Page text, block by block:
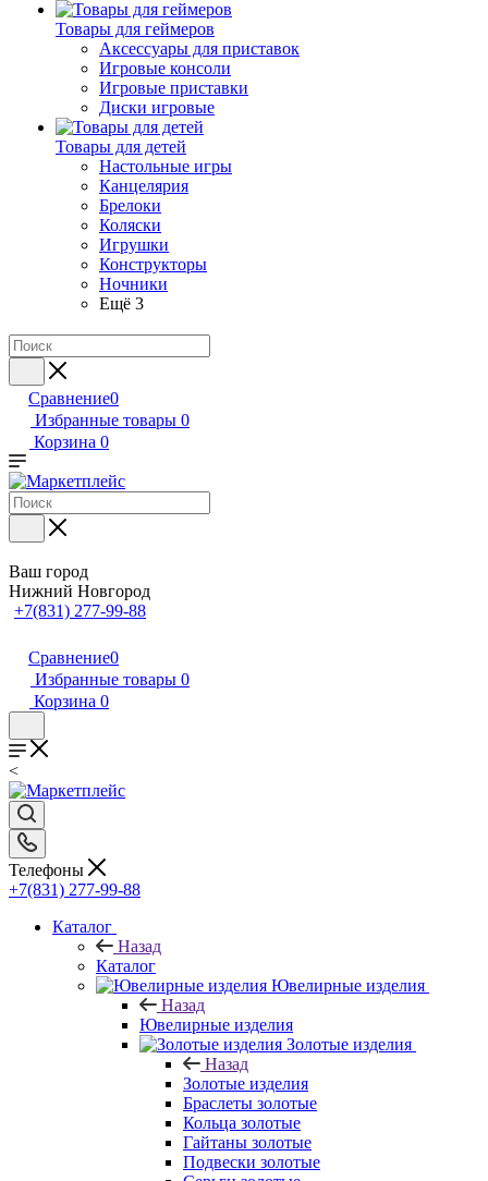
Товары для геймеров
Аксессуары для приставок
Игровые консоли
Игровые приставки
Диски игровые
Товары для детей
Настольные игры
Канцелярия
Брелоки
Коляски
Игрушки
Конструкторы
Ночники
Ещё 3
Сравнение0
Избранные товары 0
Корзина 0
Ваш город
Нижний Новгород
+7(831) 277-99-88
Сравнение0
Избранные товары 0
Корзина 0
<
Телефоны
+7(831) 277-99-88
Каталог
Назад
Каталог
Ювелирные изделия
Назад
Ювелирные изделия
Золотые изделия
Назад
Золотые изделия
Браслеты золотые
Кольца золотые
Гайтаны золотые
Подвески золотые